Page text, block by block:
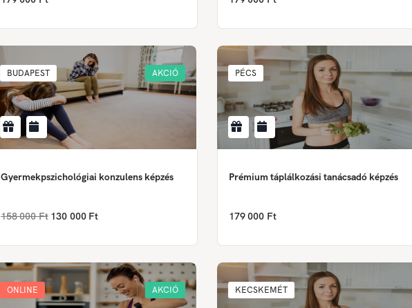
BUDAPEST AKCIÓ
Gyermekpszichológiai konzulens képzés
158 000 Ft 130 000 Ft
PÉCS
Prémium táplálkozási tanácsadó képzés
179 000 Ft
ONLINE AKCIÓ KECSKEMÉT